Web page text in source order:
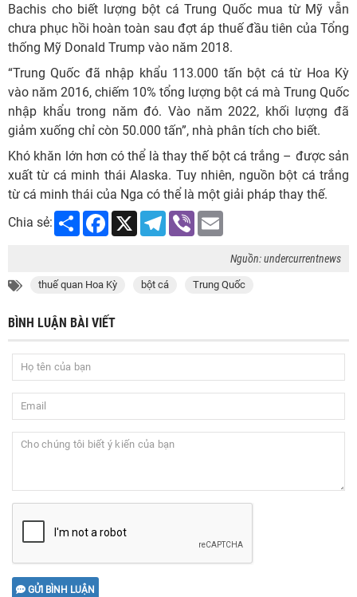
Bachis cho biết lượng bột cá Trung Quốc mua từ Mỹ vẫn
chưa phục hồi hoàn toàn sau đợt áp thuế đầu tiên của Tổng
thống Mỹ Donald Trump vào năm 2018.
“Trung Quốc đã nhập khẩu 113.000 tấn bột cá từ Hoa Kỳ
vào năm 2016, chiếm 10% tổng lượng bột cá mà Trung Quốc
nhập khẩu trong năm đó. Vào năm 2022, khối lượng đã
giảm xuống chỉ còn 50.000 tấn”, nhà phân tích cho biết.
Khó khăn lớn hơn có thể là thay thế bột cá trắng – được sản
xuất từ ​​cá minh thái Alaska. Tuy nhiên, nguồn bột cá trắng
từ cá minh thái của Nga có thể là một giải pháp thay thế.
Chia sẻ:
Share Facebook
X Telegram
Viber
Nguồn: undercurrentnews
thuế quan Hoa Kỳ bột cá Trung Quốc
BÌNH LUẬN BÀI VIẾT
GỬI BÌNH LUẬN